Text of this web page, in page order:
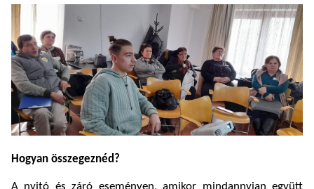
Hogyan összegeznéd?
A nyitó és záró eseményen, amikor mindannyian együtt